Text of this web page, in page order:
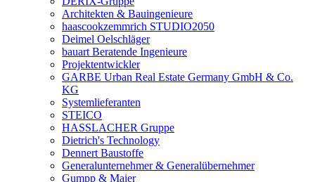
Architekten & Bauingenieure
haascookzemmrich STUDIO2050
Deimel Oelschläger
bauart Beratende Ingenieure
Projektentwickler
GARBE Urban Real Estate Germany GmbH & Co.
KG
Systemlieferanten
STEICO
HASSLACHER Gruppe
Dietrich's Technology
Dennert Baustoffe
Generalunternehmer & Generalübernehmer
Gumpp & Maier